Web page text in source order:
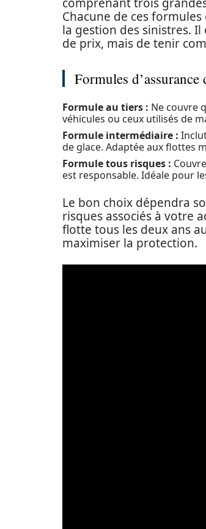
Chacune de ces
la gestion des sinistres.
de prix, mais de tenir
Formules
Formule au tiers : Ne couvre
véhicules ou ceux utilisés de
Formule intermédiaire :
de glace. Adaptée aux flottes
Formule tous risques :
est responsable. Idéale pour
Le bon choix dépendra
risques associés à votre
flotte tous les deux ans
maximiser la protection.